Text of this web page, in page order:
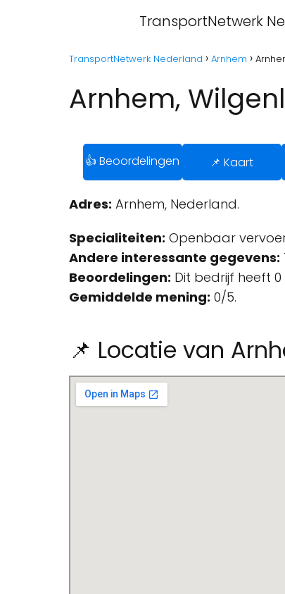
TransportNetwerk
TransportNetwerk Nederland Arnhem
Arnhem,
👍 Beoordelingen 📌 Kaart
Adres: Arnhem, Nederland.
Specialiteiten: Openbaar
Andere interessante gegevens:
Beoordelingen: Dit bedrijf heeft 0
Gemiddelde mening: 0/5.
📌 Locatie van